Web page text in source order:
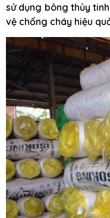
sử dụng bông thủy
vệ chống cháy hiệu